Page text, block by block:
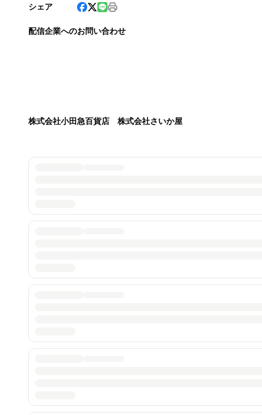
シェア
配信企業へのお問い合わせ
株式会社小田急百貨店 株式会社さいか屋